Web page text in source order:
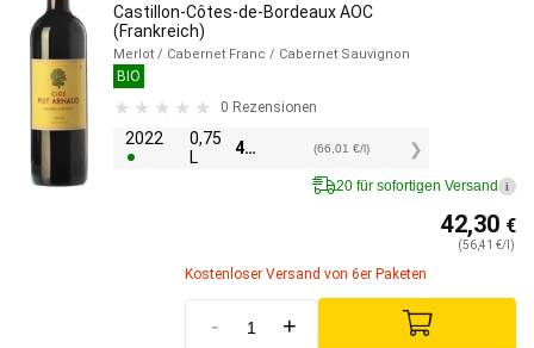
Castillon-Côtes-de-Bordeaux AOC
(Frankreich)
Merlot / Cabernet Franc / Cabernet Sauvignon
BIO
0 Rezensionen
2022
0,75
L
49,50 (66,01 €/l)
20 für sofortigen Versand i
42,30 €
(56,41 €/l)
Kostenloser Versand von 6er Paketen
- +